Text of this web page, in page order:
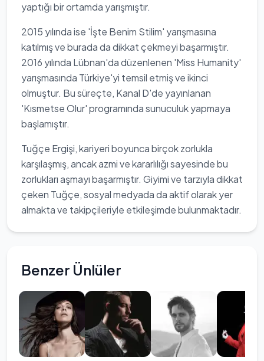
yaptığı bir ortamda yarışmıştır.
2015 yılında ise 'İşte Benim Stilim' yarışmasına
katılmış ve burada da dikkat çekmeyi başarmıştır.
2016 yılında Lübnan'da düzenlenen 'Miss Humanity'
yarışmasında Türkiye'yi temsil etmiş ve ikinci
olmuştur. Bu süreçte, Kanal D'de yayınlanan
'Kısmetse Olur' programında sunuculuk yapmaya
başlamıştır.
Tuğçe Ergişi, kariyeri boyunca birçok zorlukla
karşılaşmış, ancak azmi ve kararlılığı sayesinde bu
zorlukları aşmayı başarmıştır. Giyimi ve tarzıyla dikkat
çeken Tuğçe, sosyal medyada da aktif olarak yer
almakta ve takipçileriyle etkileşimde bulunmaktadır.
Benzer Ünlüler